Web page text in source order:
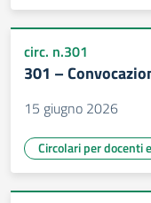
circ. n.301
301 –
15 giugno 2026
Circolari per docenti